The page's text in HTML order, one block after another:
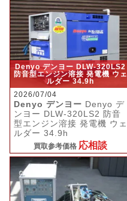
Denyo デンヨー DLW-320LS2
防音型エンジン溶接 発電機 ウェ
ルダー 34.9h
2026/07/04
Denyo デンヨー Denyo デ
ンヨー DLW-320LS2 防音
型エンジン溶接 発電機 ウェ
ルダー 34.9h
買取参考価格 応相談